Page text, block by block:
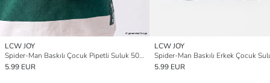
LCW JOY
Spider-Man Baskılı Çocuk Pipetli Suluk 500 ml
5.99 EUR
LCW JOY
5.99 EUR